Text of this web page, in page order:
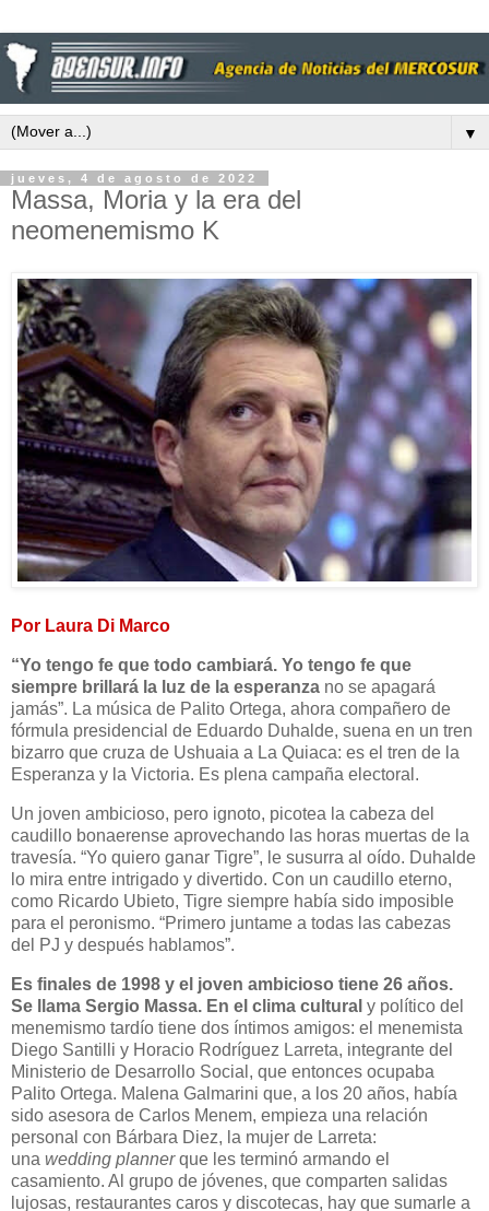
▼
jueves, 4 de agosto de 2022
Massa, Moria y la era del
neomenemismo K
Por Laura Di Marco
“Yo tengo fe que todo cambiará. Yo tengo fe que
siempre brillará la luz de la esperanza no se apagará
jamás”. La música de Palito Ortega, ahora compañero de
fórmula presidencial de Eduardo Duhalde, suena en un tren
bizarro que cruza de Ushuaia a La Quiaca: es el tren de la
Esperanza y la Victoria. Es plena campaña electoral.
Un joven ambicioso, pero ignoto, picotea la cabeza del
caudillo bonaerense aprovechando las horas muertas de la
travesía. “Yo quiero ganar Tigre”, le susurra al oído. Duhalde
lo mira entre intrigado y divertido. Con un caudillo eterno,
como Ricardo Ubieto, Tigre siempre había sido imposible
para el peronismo. “Primero juntame a todas las cabezas
del PJ y después hablamos”.
Es finales de 1998 y el joven ambicioso tiene 26 años.
Se llama Sergio Massa. En el clima cultural y político del
menemismo tardío tiene dos íntimos amigos: el menemista
Diego Santilli y Horacio Rodríguez Larreta, integrante del
Ministerio de Desarrollo Social, que entonces ocupaba
Palito Ortega. Malena Galmarini que, a los 20 años, había
sido asesora de Carlos Menem, empieza una relación
personal con Bárbara Diez, la mujer de Larreta:
una wedding plannerque les terminó armando el
casamiento. Al grupo de jóvenes, que comparten salidas
lujosas, restaurantes caros y discotecas, hay que sumarle a